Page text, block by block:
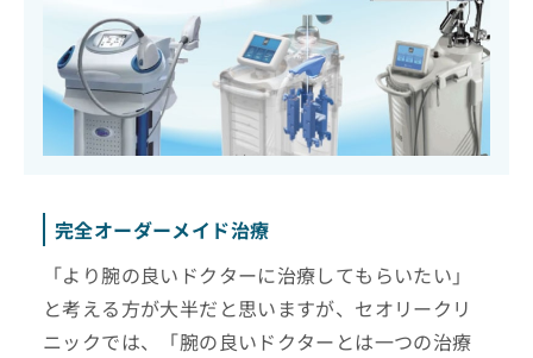
完全オーダーメイド治療
「より腕の良いドクターに治療してもらいたい」
と考える方が大半だと思いますが、セオリークリ
ニックでは、「腕の良いドクターとは一つの治療